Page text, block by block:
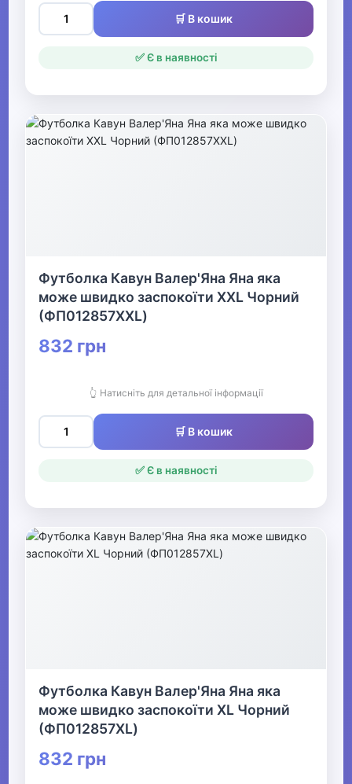
🛒 В кошик
✅ Є в наявності
Футболка Кавун Валер'Яна Яна яка
може швидко заспокоїти XXL Чорний
(ФП012857XXL)
832 грн
👆 Натисніть для детальної інформації
🛒 В кошик
✅ Є в наявності
Футболка Кавун Валер'Яна Яна яка
може швидко заспокоїти XL Чорний
(ФП012857XL)
832 грн